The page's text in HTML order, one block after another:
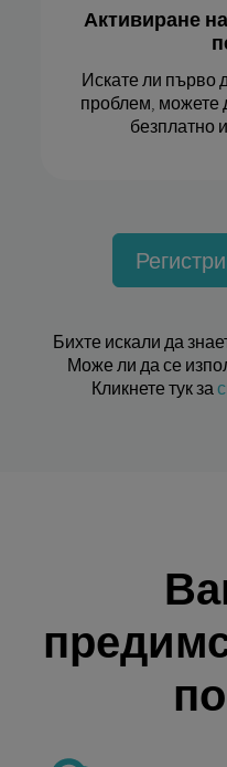
Активиране
Искате ли първо
проблем, можете
безплатно
Бихте искали да
Може ли да се
Кликнете тук за